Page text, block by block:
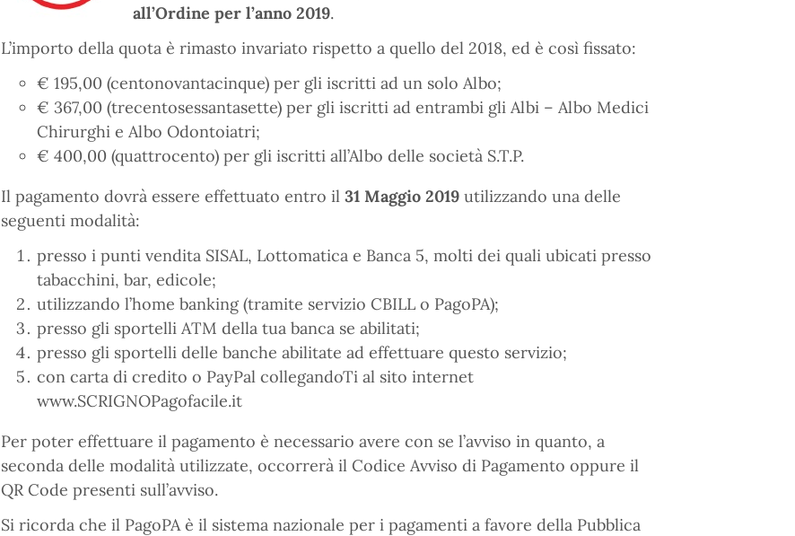
all’Ordine per l’anno 2019.
L’importo della quota è rimasto invariato rispetto a quello del 2018, ed è così fissato:
€ 195,00 (centonovantacinque) per gli iscritti ad un solo Albo;
€ 367,00 (trecentosessantasette) per gli iscritti ad entrambi gli Albi – Albo Medici
Chirurghi e Albo Odontoiatri;
€ 400,00 (quattrocento) per gli iscritti all’Albo delle società S.T.P.
Il pagamento dovrà essere effettuato entro il 31 Maggio 2019utilizzando una delle
seguenti modalità:
presso i punti vendita SISAL, Lottomatica e Banca 5, molti dei quali ubicati presso
tabacchini, bar, edicole;
utilizzando l’home banking (tramite servizio CBILL o PagoPA);
presso gli sportelli ATM della tua banca se abilitati;
presso gli sportelli delle banche abilitate ad effettuare questo servizio;
con carta di credito o PayPal collegandoTi al sito internet
www.SCRIGNOPagofacile.it
Per poter effettuare il pagamento è necessario avere con se l’avviso in quanto, a
seconda delle modalità utilizzate, occorrerà il Codice Avviso di Pagamento oppure il
QR Code presenti sull’avviso.
Si ricorda che il PagoPA è il sistema nazionale per i pagamenti a favore della Pubblica